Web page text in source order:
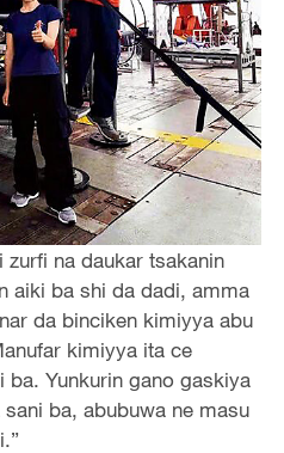
na daukar tsakanin
aiki ba shi da dadi, amma
da binciken kimiyya abu
kimiyya ita ce
ba. Yunkurin gano gaskiya
ba, abubuwa ne masu